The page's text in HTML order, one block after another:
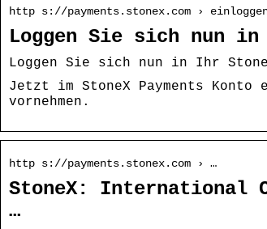
http s://payments.stonex.com ›
Loggen Sie sich nun in
Loggen Sie sich nun in Ihr
Jetzt im StoneX Payments Konto
vornehmen.
http s://payments.stonex.com › …
StoneX: International
…